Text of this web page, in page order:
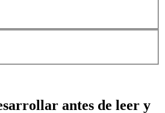
antes de leer y